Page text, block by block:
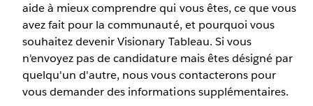
aide à mieux comprendre qui vous êtes, ce que vous
avez fait pour la communauté, et pourquoi vous
souhaitez devenir Visionary Tableau. Si vous
n'envoyez pas de candidature mais êtes désigné par
quelqu'un d'autre, nous vous contacterons pour
vous demander des informations supplémentaires.